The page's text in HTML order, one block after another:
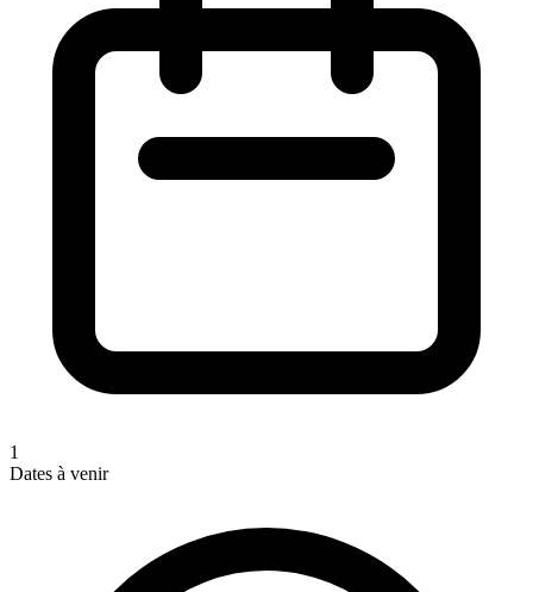
1
Dates à venir